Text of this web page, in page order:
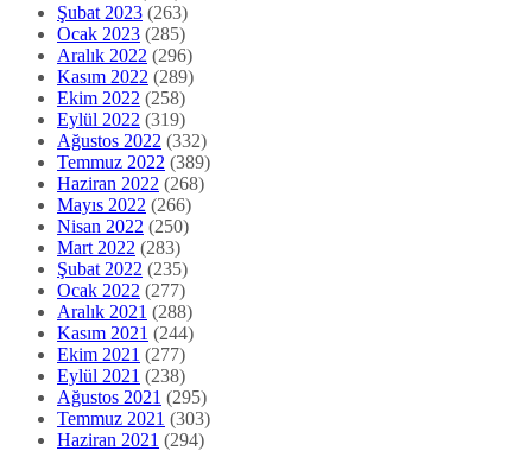
Şubat 2023 (263)
Ocak 2023 (285)
Aralık 2022 (296)
Kasım 2022 (289)
Ekim 2022 (258)
Eylül 2022 (319)
Ağustos 2022 (332)
Temmuz 2022 (389)
Haziran 2022 (268)
Mayıs 2022 (266)
Nisan 2022 (250)
Mart 2022 (283)
Şubat 2022 (235)
Ocak 2022 (277)
Aralık 2021 (288)
Kasım 2021 (244)
Ekim 2021 (277)
Eylül 2021 (238)
Ağustos 2021 (295)
Temmuz 2021 (303)
Haziran 2021 (294)